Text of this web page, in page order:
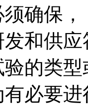
确保
和供
的类
必要